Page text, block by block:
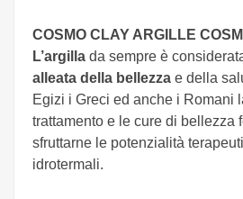
COSMO CLAY ARGILLE
L’argilla da sempre è
alleata della bellezza e della
Egizi i Greci ed anche i Romani
trattamento e le cure di bellezza
sfruttarne le potenzialità
idrotermali.